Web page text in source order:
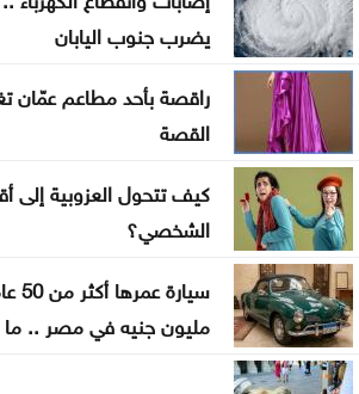
يضرب جنوب اليابان
راقصة بأحد مطاعم عمّان
القصة
كيف تتحول العزوبية إلى
الشخصي؟
مليون جنيه في مصر ..